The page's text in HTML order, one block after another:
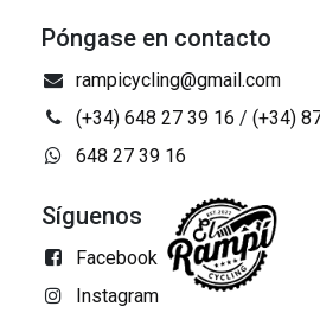
Póngase en contacto
rampicycling@gmail.com
(+34) 648 27 39 16 / (+34)
648 27 39 16
Síguenos
Facebook
Instagram